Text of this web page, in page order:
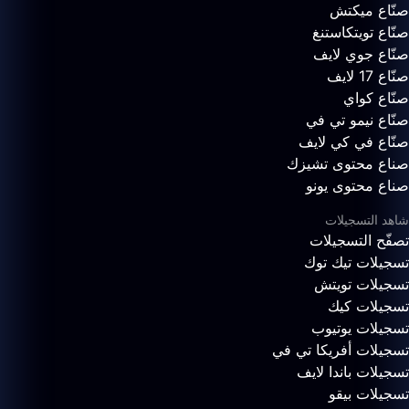
صنّاع ميكتش
صنّاع تويتكاستنغ
صنّاع جوي لايف
صنّاع 17 لايف
صنّاع كواي
صنّاع نيمو تي في
صنّاع في كي لايف
صناع محتوى تشيزك
صناع محتوى يونو
شاهد التسجيلات
تصفّح التسجيلات
تسجيلات تيك توك
تسجيلات تويتش
تسجيلات كيك
تسجيلات يوتيوب
تسجيلات أفريكا تي في
تسجيلات باندا لايف
تسجيلات بيقو